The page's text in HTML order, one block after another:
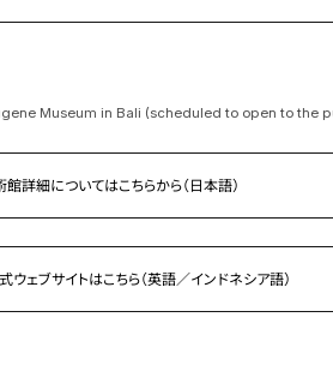
Museum in Bali (scheduled to open to the
館詳細についてはこちらから（日本語）
ウェブサイトはこちら（英語／インドネシア語）